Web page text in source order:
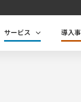
サービス 導入